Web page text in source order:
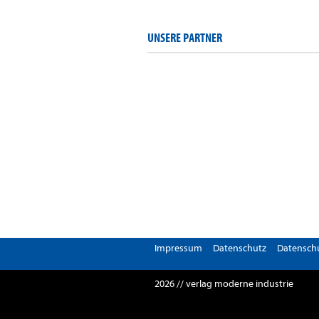
UNSERE PARTNER
Impressum Datenschutz
2026 // verlag moderne industrie